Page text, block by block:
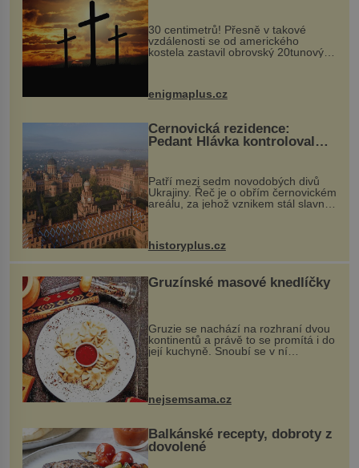
30 centimetrů! Přesně v takové
vzdálenosti se od amerického
kostela zastavil obrovský 20tunový
...
enigmaplus.cz
Černovická rezidence:
Pedant Hlávka kontroloval
Patří mezi sedm novodobých divů
Ukrajiny. Řeč je o obřím černovickém
areálu, za jehož vznikem stál slavný
český architekt Josef Hlávka. Ten si
na něm dal mimořádně záležet. Jeho
historyplus.cz
Gruzínské masové knedlíčky
Gruzie se nachází na rozhraní dvou
kontinentů a právě to se promítá i do
její kuchyně. Snoubí se v ní
evropské a asijské chutě a díky tomu
pokrmy, které rozhodně st...
nejsemsama.cz
Balkánské recepty, dobroty z
dovolené